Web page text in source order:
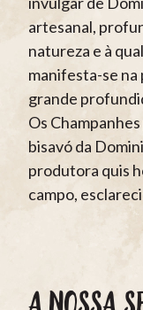
artesanal,
natureza e à
manifesta-se na
grande
Os
bisavó da
produtora quis
campo,